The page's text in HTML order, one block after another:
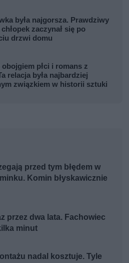
była najgorsza. Prawdziwy
zaczynał się po
drzwi domu
płci i romans z
relacja była najbardziej
związkiem w historii sztuki
przed tym błędem w
Komin błyskawicznie
przez dwa lata. Fachowiec
minut
nadal kosztuje. Tyle